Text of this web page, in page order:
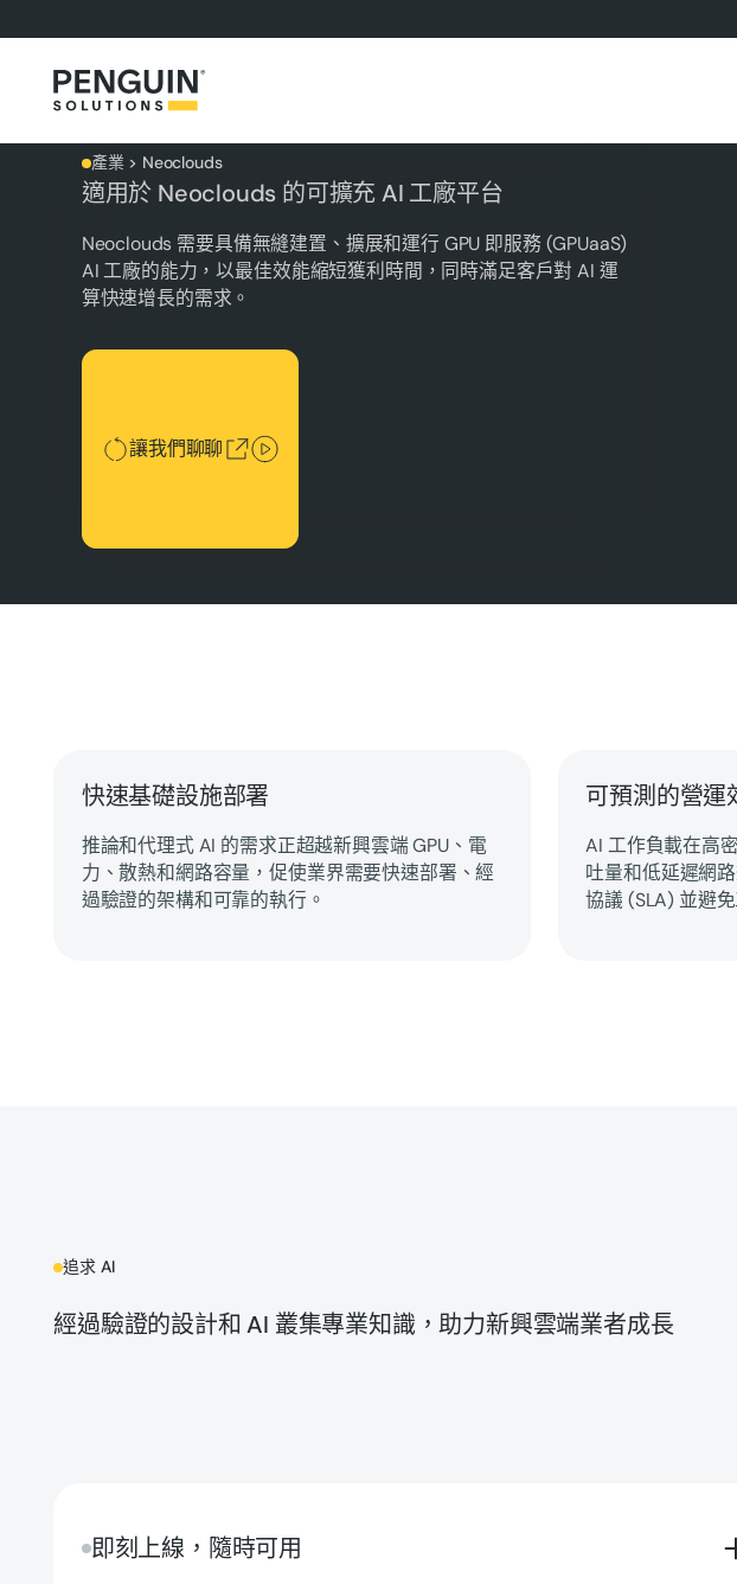
產業 > Neoclouds
適用於 Neoclouds 的可擴充 AI 工廠平台
Neoclouds 需要具備無縫建置、擴展和運行 GPU 即服務 (GPUaaS)
AI 工廠的能力，以最佳效能縮短獲利時間，同時滿足客戶對 AI 運
算快速增長的需求。
讓我們聊聊
讓我們聊聊
快速基礎設施部署
推論和代理式 AI 的需求正超越新興雲端 GPU、電
力、散熱和網路容量，促使業界需要快速部署、經
過驗證的架構和可靠的執行。
可預測的營運
AI 工作負載在高
吐量和低延遲網
協議 (SLA) 並避
追求 AI
經過驗證的設計和 AI 叢集專業知識，助力新興雲端業者成長
即刻上線，隨時可用